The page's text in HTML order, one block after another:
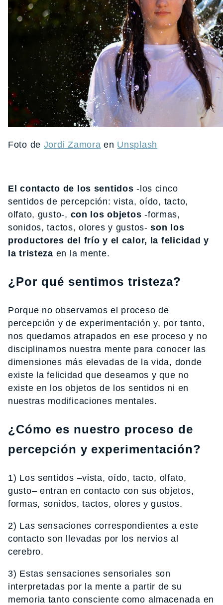
Foto de Jordi Zamora en Unsplash
El contacto de los sentidos-los cinco
sentidos de percepción: vista, oído, tacto,
olfato, gusto-, con los objetos-formas,
sonidos, tactos, olores y gustos- son los
productores del frío y el calor, la felicidad y
la tristeza en la mente.
¿Por qué sentimos tristeza?
Porque no observamos el proceso de
percepción y de experimentación y, por tanto,
nos quedamos atrapados en ese proceso y no
disciplinamos nuestra mente para conocer las
dimensiones más elevadas de la vida, donde
existe la felicidad que deseamos y que no
existe en los objetos de los sentidos ni en
nuestras modificaciones mentales.
¿Cómo es nuestro proceso de
percepción y experimentación?
1) Los sentidos –vista, oído, tacto, olfato,
gusto– entran en contacto con sus objetos,
formas, sonidos, tactos, olores y gustos.
2) Las sensaciones correspondientes a este
contacto son llevadas por los nervios al
cerebro.
3) Estas sensaciones sensoriales son
interpretadas por la mente a partir de su
memoria tanto consciente como almacenada en